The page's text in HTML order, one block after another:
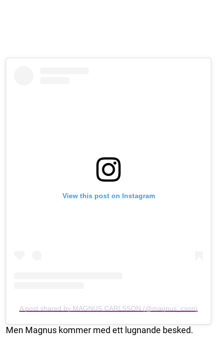
View this post on Instagram
A post shared by MAGNUS CARLSSON (@magnus_cson)
Men Magnus kommer med ett lugnande besked.